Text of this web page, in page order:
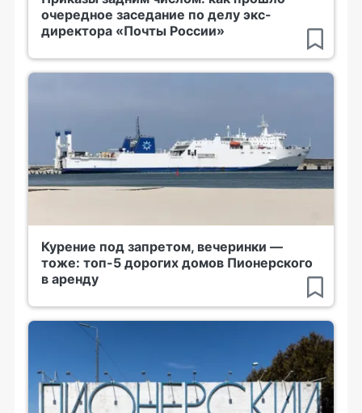
очередное заседание по делу экс-
директора «Почты России»
Курение под запретом, вечеринки —
тоже: топ-5 дорогих домов Пионерского
в аренду